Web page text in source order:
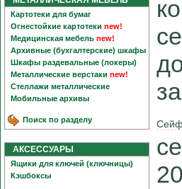
Картотеки для бумаг
Огнестойкие картотеки new!
Медицинская мебель new!
Архивные (бухгалтерские) шкафы
Шкафы раздевальные (локеры)
Металлические верстаки new!
Стеллажи металлические
Мобильные архивы
Поиск по разделу
АКСЕССУАРЫ
Ящики для ключей (ключницы)
Кэшбоксы